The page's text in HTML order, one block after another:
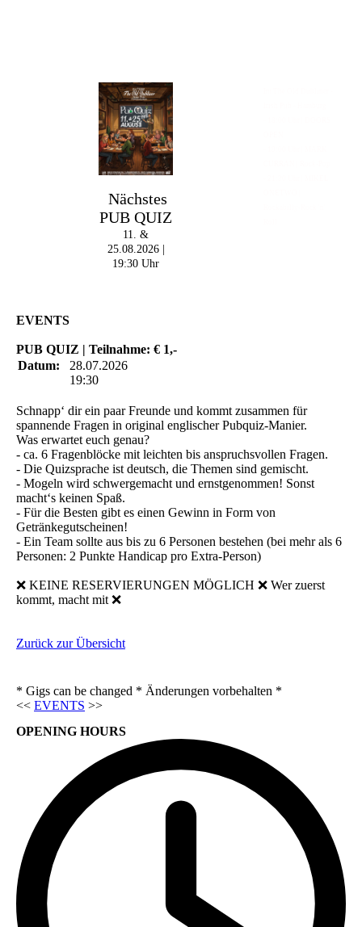
Nächstes
PUB QUIZ
11. &
25.08.2026 |
19:30 Uhr
EVENTS
PUB QUIZ | Teilnahme: € 1,-
Datum:
28.07.2026
19:30
Schnapp‘ dir ein paar Freunde und kommt zusammen für
spannende Fragen in original englischer Pubquiz-Manier.
Was erwartet euch genau?
- ca. 6 Fragenblöcke mit leichten bis anspruchsvollen Fragen.
- Die Quizsprache ist deutsch, die Themen sind gemischt.
- Mogeln wird schwergemacht und ernstgenommen! Sonst
macht‘s keinen Spaß.
- Für die Besten gibt es einen Gewinn in Form von
Getränkegutscheinen!
- Ein Team sollte aus bis zu 6 Personen bestehen (bei mehr als 6
Personen: 2 Punkte Handicap pro Extra-Person)
❌ KEINE RESERVIERUNGEN MÖGLICH ❌ Wer zuerst
kommt, macht mit ❌
Zurück zur Übersicht
* Gigs can be changed * Änderungen vorbehalten *
<< EVENTS >>
OPENING HOURS